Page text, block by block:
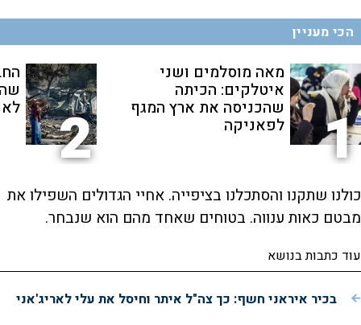
הכי מעניין
1
מאה מוסלמים ושני
איטלקים: הכיתה
שהכניסה את ארץ המגף
לפאניקה 2
כולנו שתקנו והסתכלנו בציפייה. אחיי הגדולים השפילו את
מבטם כאות ענווה. בטוחים שאחד מהם הוא שנבחר.
עוד כתבות בנושא
בכיר איראני חשף: כך צה"ל איתר וחיסל את עלי לאריג'אני